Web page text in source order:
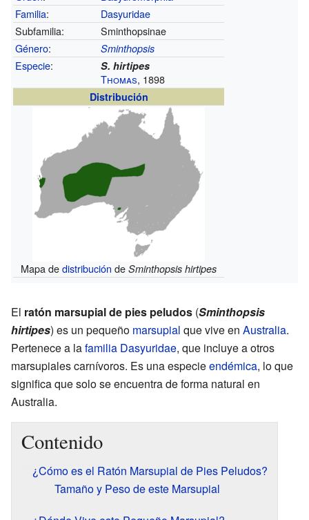
Familia:
Dasyuridae
Subfamilia:
Sminthopsinae
Género: Sminthopsis
Especie: S. hirtipes
Thomas, 1898
Distribución
Mapa dedistribución deSminthopsis hirtipes
El ratón marsupial de pies peludos (Sminthopsis
hirtipes) es un pequeño marsupial que vive en Australia.
Pertenece a lafamilia Dasyuridae, que incluye a otros
marsupiales carnívoros. Es una especieendémica, lo que
significa que solo se encuentra de forma natural en
Australia.
Contenido
¿Cómo es el Ratón Marsupial de Pies Peludos?
Tamaño y Peso de este Marsupial